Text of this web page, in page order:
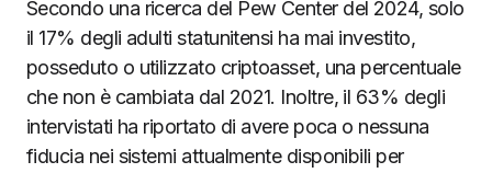
Secondo una ricerca del Pew Center del 2024, solo
il 17% degli adulti statunitensi ha mai investito,
posseduto o utilizzato criptoasset, una percentuale
che non è cambiata dal 2021. Inoltre, il 63% degli
intervistati ha riportato di avere poca o nessuna
fiducia nei sistemi attualmente disponibili per